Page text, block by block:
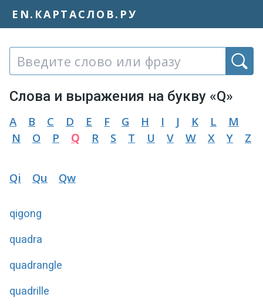
EN.КАРТАСЛОВ.РУ
Слова и выражения на букву «Q»
A B C D E F G H I J K L
M
N
O P Q R S T U V W X Y Z
Qi Qu Qw
qigong
quadra
quadrangle
quadrille